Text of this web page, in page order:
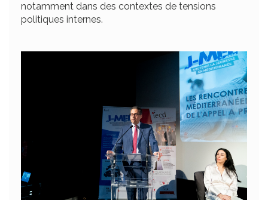
notamment dans des contextes de tensions
politiques internes.